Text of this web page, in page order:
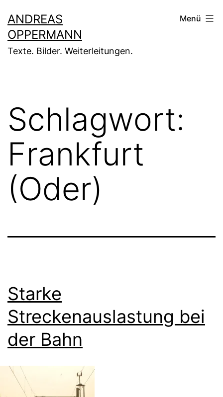
Inhalt
springen
ANDREAS
OPPERMANN
Texte. Bilder. Weiterleitungen.
Menü
Schlagwort:
Frankfurt
(Oder)
Starke
Streckenauslastung bei
der Bahn